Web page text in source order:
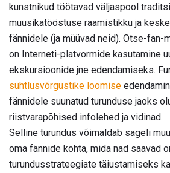
kunstnikud töötavad väljaspool
muusikatööstuse raamistikku ja
fännidele (ja müüvad neid). Otse-fan-
on Interneti-platvormide kasutamine
ekskursioonide jne edendamiseks.
suhtlusvõrgustike loomise
fännidele suunatud turunduse jaoks
riistvarapõhised infolehed ja vidinad.
Selline turundus võimaldab sageli
oma fännide kohta, mida nad saavad
turundusstrateegiate täiustamiseks